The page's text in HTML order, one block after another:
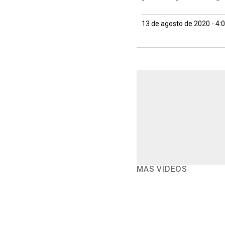
13 de agosto de 2020 -
MÁS VIDEOS